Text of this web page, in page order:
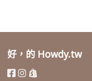
好，的 Howdy.tw